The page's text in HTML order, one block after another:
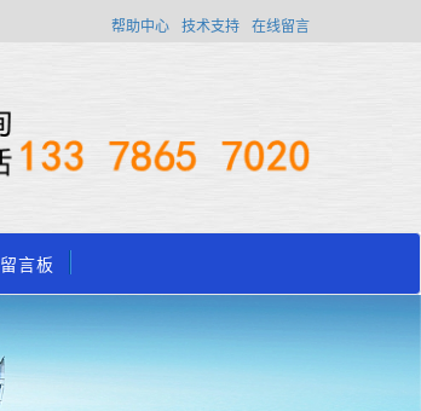
帮助中心 技术支持 在线留言
留言板